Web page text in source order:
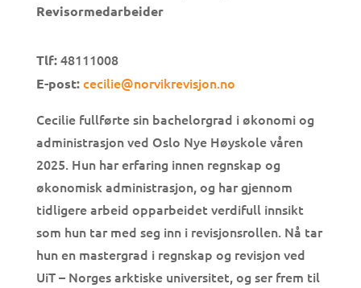
Revisormedarbeider
Tlf:48111008
E-post: cecilie@norvikrevisjon.no
Cecilie fullførte sin bachelorgrad i økonomi og
administrasjon ved Oslo Nye Høyskole våren
2025. Hun har erfaring innen regnskap og
økonomisk administrasjon, og har gjennom
tidligere arbeid opparbeidet verdifull innsikt
som hun tar med seg inn i revisjonsrollen. Nå tar
hun en mastergrad i regnskap og revisjon ved
UiT – Norges arktiske universitet, og ser frem til